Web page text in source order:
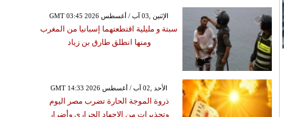
GMT 03:45 2026 الإثنين ,03 آب / أغسطس
سبتة و مليلية اقتطعتهما إسبانيا من المغرب
ومنها انطلق طارق بن زياد
GMT 14:33 2026 الأحد ,02 آب / أغسطس
ذروة الموجة الحارة تضرب مصر اليوم
وتحذيرات من الإجهاد الحراري وأضرار